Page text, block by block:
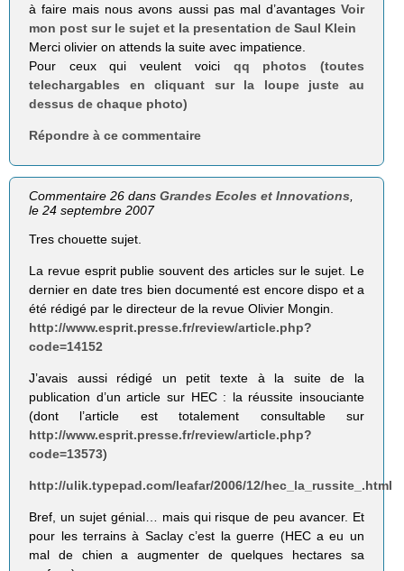
à faire mais nous avons aussi pas mal d’avantages Voir
mon post sur le sujet et la presentation de Saul Klein
Merci olivier on attends la suite avec impatience.
Pour ceux qui veulent voici qq photos (toutes
telechargables en cliquant sur la loupe juste au
dessus de chaque photo)
Répondre à ce commentaire
Commentaire 26 dansGrandes Ecoles et Innovations
le 24 septembre 2007
Tres chouette sujet.
La revue esprit publie souvent des articles sur le sujet. Le
dernier en date tres bien documenté est encore dispo et a
été rédigé par le directeur de la revue Olivier Mongin.
http://www.esprit.presse.fr/review/article.php?
code=14152
J’avais aussi rédigé un petit texte à la suite de la
publication d’un article sur HEC : la réussite insouciante
(dont l’article est totalement consultable sur
http://www.esprit.presse.fr/review/article.php?
code=13573)
http://ulik.typepad.com/leafar/2006/12/hec_la_russite_.html
Bref, un sujet génial… mais qui risque de peu avancer. Et
pour les terrains à Saclay c’est la guerre (HEC a eu un
mal de chien a augmenter de quelques hectares sa